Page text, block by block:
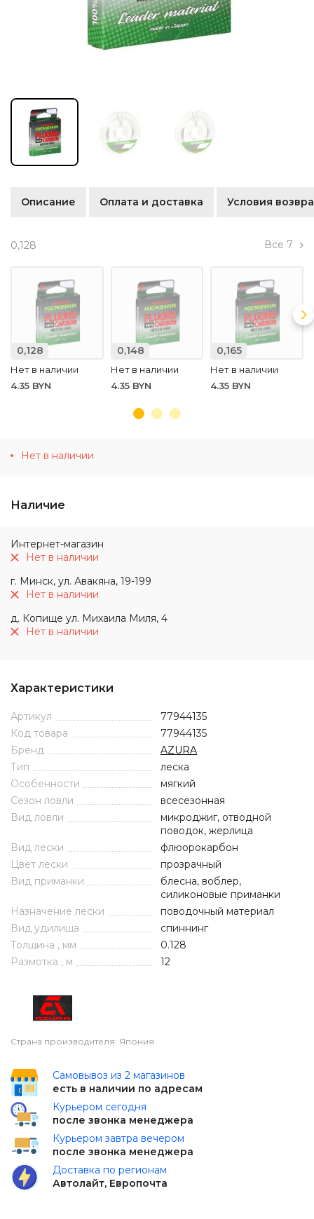
Описание Оплата и доставка Условия
0,128 Все 7
0,128
Нет в наличии
4.35 BYN
0,148
Нет в наличии
4.35 BYN
0,165
Нет в наличии
4.35 BYN
Нет в наличии
Наличие
Интернет-магазин
Нет в наличии
г. Минск, ул. Авакяна, 19-199
Нет в наличии
д. Копище ул. Михаила Миля, 4
Нет в наличии
Характеристики
Артикул
77944135
Код товара
77944135
Бренд
AZURA
Тип
леска
Особенности
мягкий
Сезон ловли
всесезонная
Вид ловли
микроджиг, отводной
поводок, жерлица
Вид лески
флюорокарбон
Цвет лески
прозрачный
Вид приманки
блесна, воблер,
силиконовые приманки
Назначение лески
поводочный материал
Вид удилища
спиннинг
Толщина , мм
0.128
Размотка , м
12
Страна производителя: Япония
Самовывоз из 2 магазинов
есть в наличии по адресам
Курьером сегодня
после звонка менеджера
Курьером завтра вечером
после звонка менеджера
Доставка по регионам
Автолайт, Европочта